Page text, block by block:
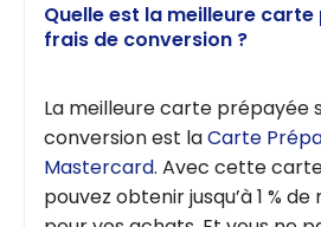
Quelle est la meilleure
frais de conversion ?
La meilleure carte prépayée
conversion est laCarte
Mastercard. Avec cette
pouvez obtenir jusqu’à 1 %